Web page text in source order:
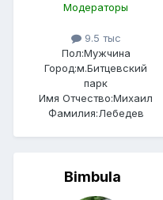
Модераторы
9.5 тыс
Пол:Мужчина
Город:м.Битцевский
парк
Имя Отчество:Михаил
Фамилия:Лебедев
Bimbula